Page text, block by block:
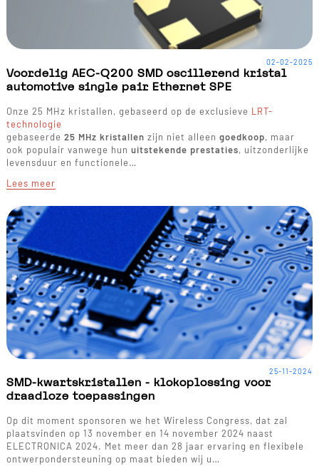
Voordelig AEC-Q200 SMD oscillerend kristal
automotive single pair Ethernet SPE
Onze 25 MHz kristallen, gebaseerd op de exclusieve LRT-
technologie
gebaseerde 25 MHz kristallen zijn niet alleen goedkoop, maar
ook populair vanwege hun uitstekende prestaties, uitzonderlijke
levensduur en functionele…
Lees meer
02-02-2025
SMD-kwartskristallen - klokoplossing voor
draadloze toepassingen
Op dit moment sponsoren we het Wireless Congress, dat zal
plaatsvinden op 13 november en 14 november 2024 naast
ELECTRONICA 2024. Met meer dan 28 jaar ervaring en flexibele
ontwerpondersteuning op maat bieden wij u…
25-11-2024